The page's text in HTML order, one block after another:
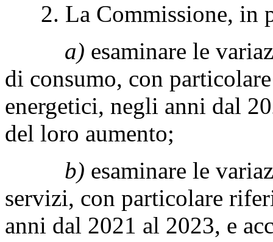
2. La Commissione, in
a) esaminare le
di consumo, con
energetici, negli anni dal
del loro aumento;
b) esaminare le
servizi, con particolare
anni dal 2021 al 2023, e